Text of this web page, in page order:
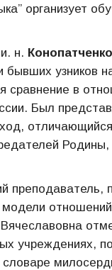
организует
н.
узников
сравнение в
Был
Родины,
преподаватель,
модели
учреждениях,